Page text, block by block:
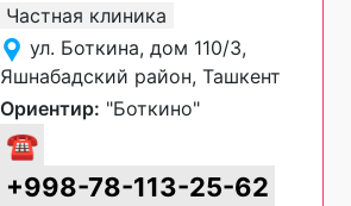
Частная клиника
ул. Боткина, дом 110/3,
Яшнабадский район, Ташкент
Ориентир: "Боткино"
☎
+998-78-113-25-62